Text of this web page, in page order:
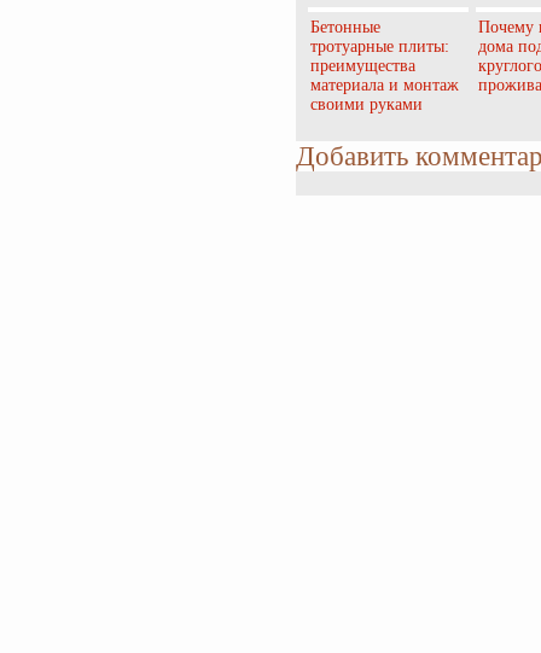
Бетонные
тротуарные плиты:
преимущества
материала и монтаж
своими руками
Почему
дома
Добавить